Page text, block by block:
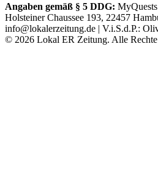
Angaben gemäß § 5 DDG:
Holsteiner Chaussee 193, 22457
info@lokalerzeitung.de | V.i.S.d.P.:
© 2026 Lokal ER Zeitung. Alle